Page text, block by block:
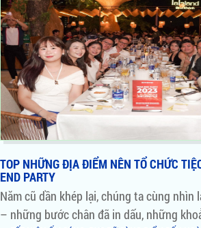
TOP NHỮNG ĐỊA ĐIỂM NÊN TỔ CHỨC
END PARTY
Năm cũ dần khép lại, chúng ta cùng nhìn
– những bước chân đã in dấu, những